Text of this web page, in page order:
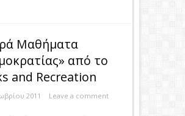
Μαθήματα
από το
and Recreation
2011 Leave a comment